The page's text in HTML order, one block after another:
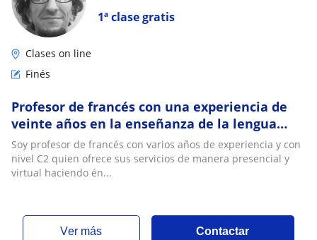
1ª clase gratis
Clases on line
Finés
Profesor de francés con una experiencia de
veinte años en la enseñanza de la lengua
francesa, conociendo las competencias
necesarias para lograr los objetivos
académicos de los estudiantes ya sea con
Soy profesor de francés con varios años de experiencia y con
nivel C2 quien ofrece sus servicios de manera presencial y
virtual haciendo én...
ver más Contactar